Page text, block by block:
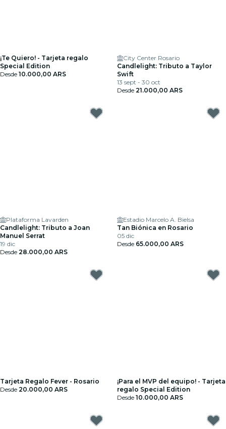
¡Te Quiero! - Tarjeta regalo
Special Edition
Desde 10.000,00 ARS
City Center Rosario
Candlelight: Tributo a Taylor
Swift
13 sept - 30 oct
Desde 21.000,00 ARS
Plataforma Lavarden
Candlelight: Tributo a Joan
Manuel Serrat
19 dic
Desde 28.000,00 ARS
Estadio Marcelo A. Bielsa
Tan Biónica en Rosario
05 dic
Desde 65.000,00 ARS
Tarjeta Regalo Fever - Rosario
Desde 20.000,00 ARS
¡Para el MVP del equipo! - Tarjeta
regalo Special Edition
Desde 10.000,00 ARS